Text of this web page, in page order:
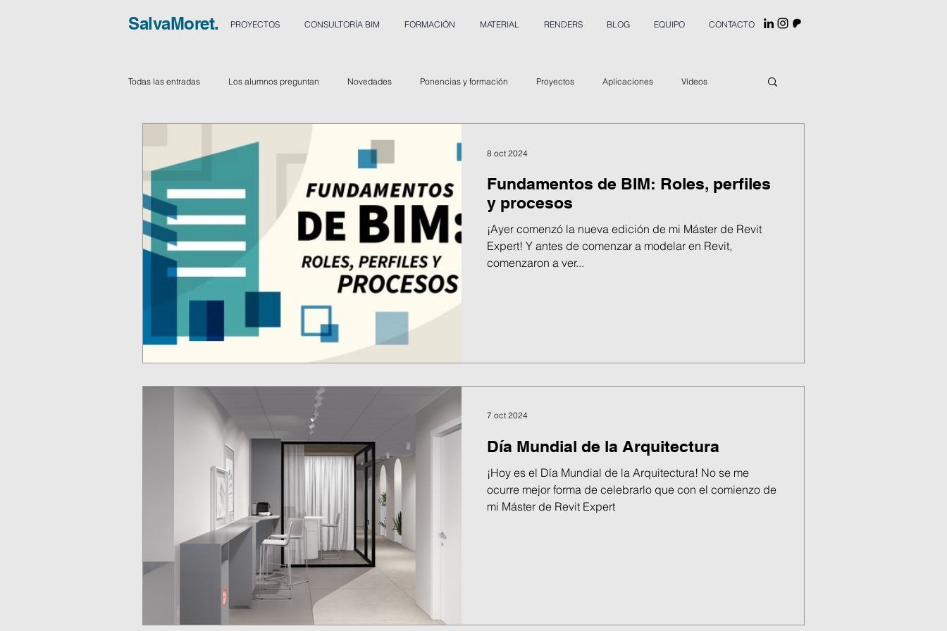
SalvaMoret. PROYECTOS CONSULTORÍA BIM FORMACIÓN MATERIAL RENDERS BLOG EQUIPO CONTACTO
Todas las entradas Los alumnos preguntan Novedades Ponencias y formación Proyectos Aplicaciones Vídeos
Fundamentos de BIM: Roles, perfiles
y procesos
¡Ayer comenzó la nueva edición de mi Máster de Revit
Expert! Y antes de comenzar a modelar en Revit,
comenzaron a ver...
8 oct 2024
Día Mundial de la Arquitectura
¡Hoy es el Día Mundial de la Arquitectura! No se me
ocurre mejor forma de celebrarlo que con el comienzo de
mi Máster de Revit Expert
7 oct 2024